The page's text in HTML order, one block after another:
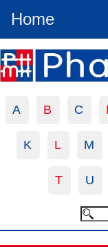
Home
A B C
K L M
T U